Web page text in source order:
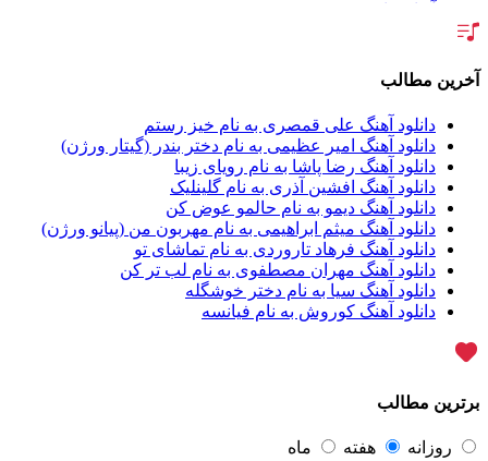
آراد عباسی
آراز
آراز آرا
آراز المان2
آراز نصیری1
آراکو1
آراکوم3
آران2
آران براتی1
آران براتی و ایمان حمیدی1
آران، مُوِرس و وینتِرس1
آرپژ1
آرتا1
آرتان گادلی
آرتين شاهوران1
آخرین مطالب
دانلود آهنگ علی قمصری به نام خیز رستم
دانلود آهنگ امیر عظیمی به نام دختر بندر (گیتار ورژن)
دانلود آهنگ رضا پاشا به نام رویای زیبا
دانلود آهنگ افشین آذری به نام گلینلیک
دانلود آهنگ دیمو به نام حالمو عوض کن
دانلود آهنگ میثم ابراهیمی به نام مهربون من (پیانو ورژن)
دانلود آهنگ فرهاد تاروردی به نام تماشای تو
دانلود آهنگ مهران مصطفوی به نام لب تر کن
دانلود آهنگ سیا به نام دختر خوشگله
دانلود آهنگ کوروش به نام فیانسه
برترین مطالب
روزانه هفته ماه